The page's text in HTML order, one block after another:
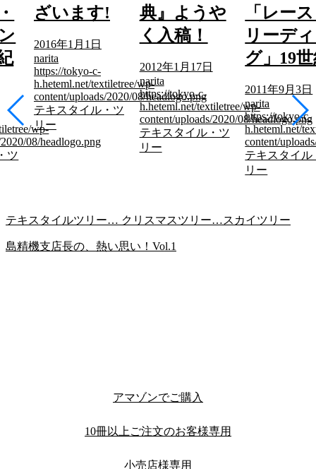
wp-
08/headlogo.png
ツ
ざいます!
2016年1月1日
narita
https://tokyo-c-
h.heteml.net/textiletree/wp-
content/uploads/2020/08/headlogo.png
テキスタイル・ツ
リー
典』ようや
く入稿！
2012年1月17日
narita
https://tokyo-c-
h.heteml.net/textiletree/wp-
content/uploads/2020/08/headlogo.png
テキスタイル・ツ
リー
「レー
リーデ
グ」19
2011年9月3日
narita
https://tokyo-c-
h.heteml.net/
content/
テキスタイル
リー
テキスタイルツリー… クリスマスツリー…スカイツリー
島精機支店長の、熱い思い！Vol.1
アマゾンでご購入
10冊以上ご注文のお客様専用
小売店様専用